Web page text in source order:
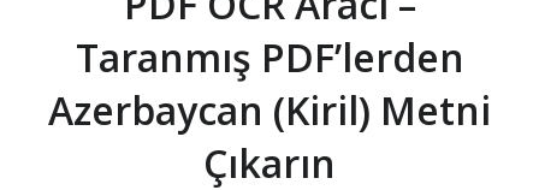
Taranmış PDF’lerden
Azerbaycan (Kiril) Metni
Çıkarın